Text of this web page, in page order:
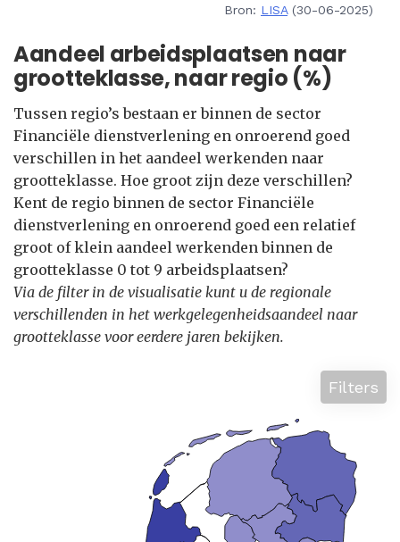
Bron: LISA(30-06-2025)
Aandeel arbeidsplaatsen naar
grootteklasse, naar regio (%)
Tussen regio’s bestaan er binnen de sector
Financiële dienstverlening en onroerend goed
verschillen in het aandeel werkenden naar
grootteklasse. Hoe groot zijn deze verschillen?
Kent de regio binnen de sector Financiële
dienstverlening en onroerend goed een relatief
groot of klein aandeel werkenden binnen de
grootteklasse 0 tot 9 arbeidsplaatsen?
Via de filter in de visualisatie kunt u de regionale
verschillenden in het werkgelegenheidsaandeel naar
grootteklasse voor eerdere jaren bekijken.
Filters